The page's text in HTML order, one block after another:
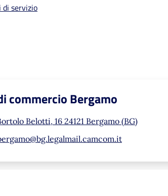
di servizio
commercio Bergamo
Belotti, 16 24121 Bergamo (BG)